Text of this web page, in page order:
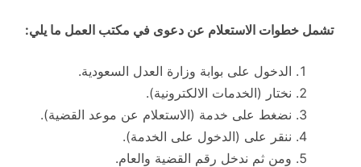
تشمل خطوات الاستعلام عن دعوى في مكتب العمل ما يلي:
الدخول على بوابة وزارة العدل السعودية.
نختار (الخدمات الالكترونية).
نضغط على خدمة (الاستعلام عن موعد القضية).
ننقر على (الدخول على الخدمة).
ومن ثم ندخل رقم القضية والعام.